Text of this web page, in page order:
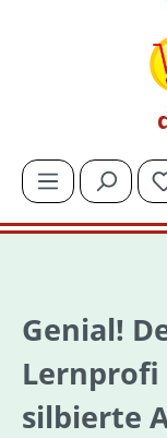
Genial!
Lernprofi
silbierte